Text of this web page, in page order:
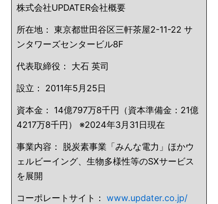
株式会社UPDATER会社概要
所在地： 東京都世田谷区三軒茶屋2-11-22 サ
ンタワーズセンタービル8F
代表取締役： 大石 英司
設立： 2011年5月25日
資本金： 14億797万8千円（資本準備金：21億
4217万8千円） ※2024年3月31日現在
事業内容： 脱炭素事業「みんな電力」ほかウ
ェルビーイング、生物多様性等のSXサービス
を展開
コーポレートサイト：www.updater.co.jp/